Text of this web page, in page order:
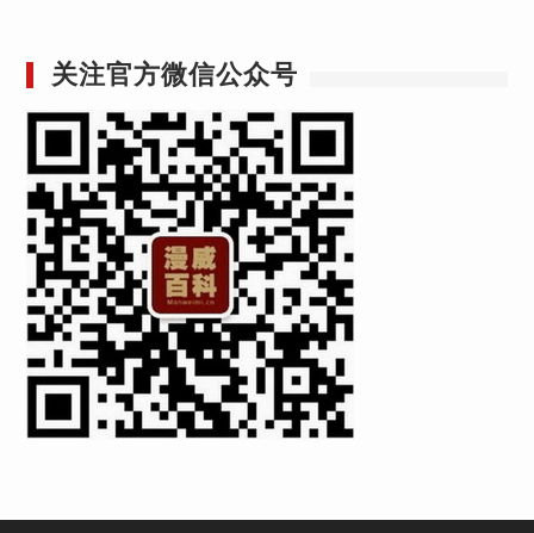
关注官方微信公众号